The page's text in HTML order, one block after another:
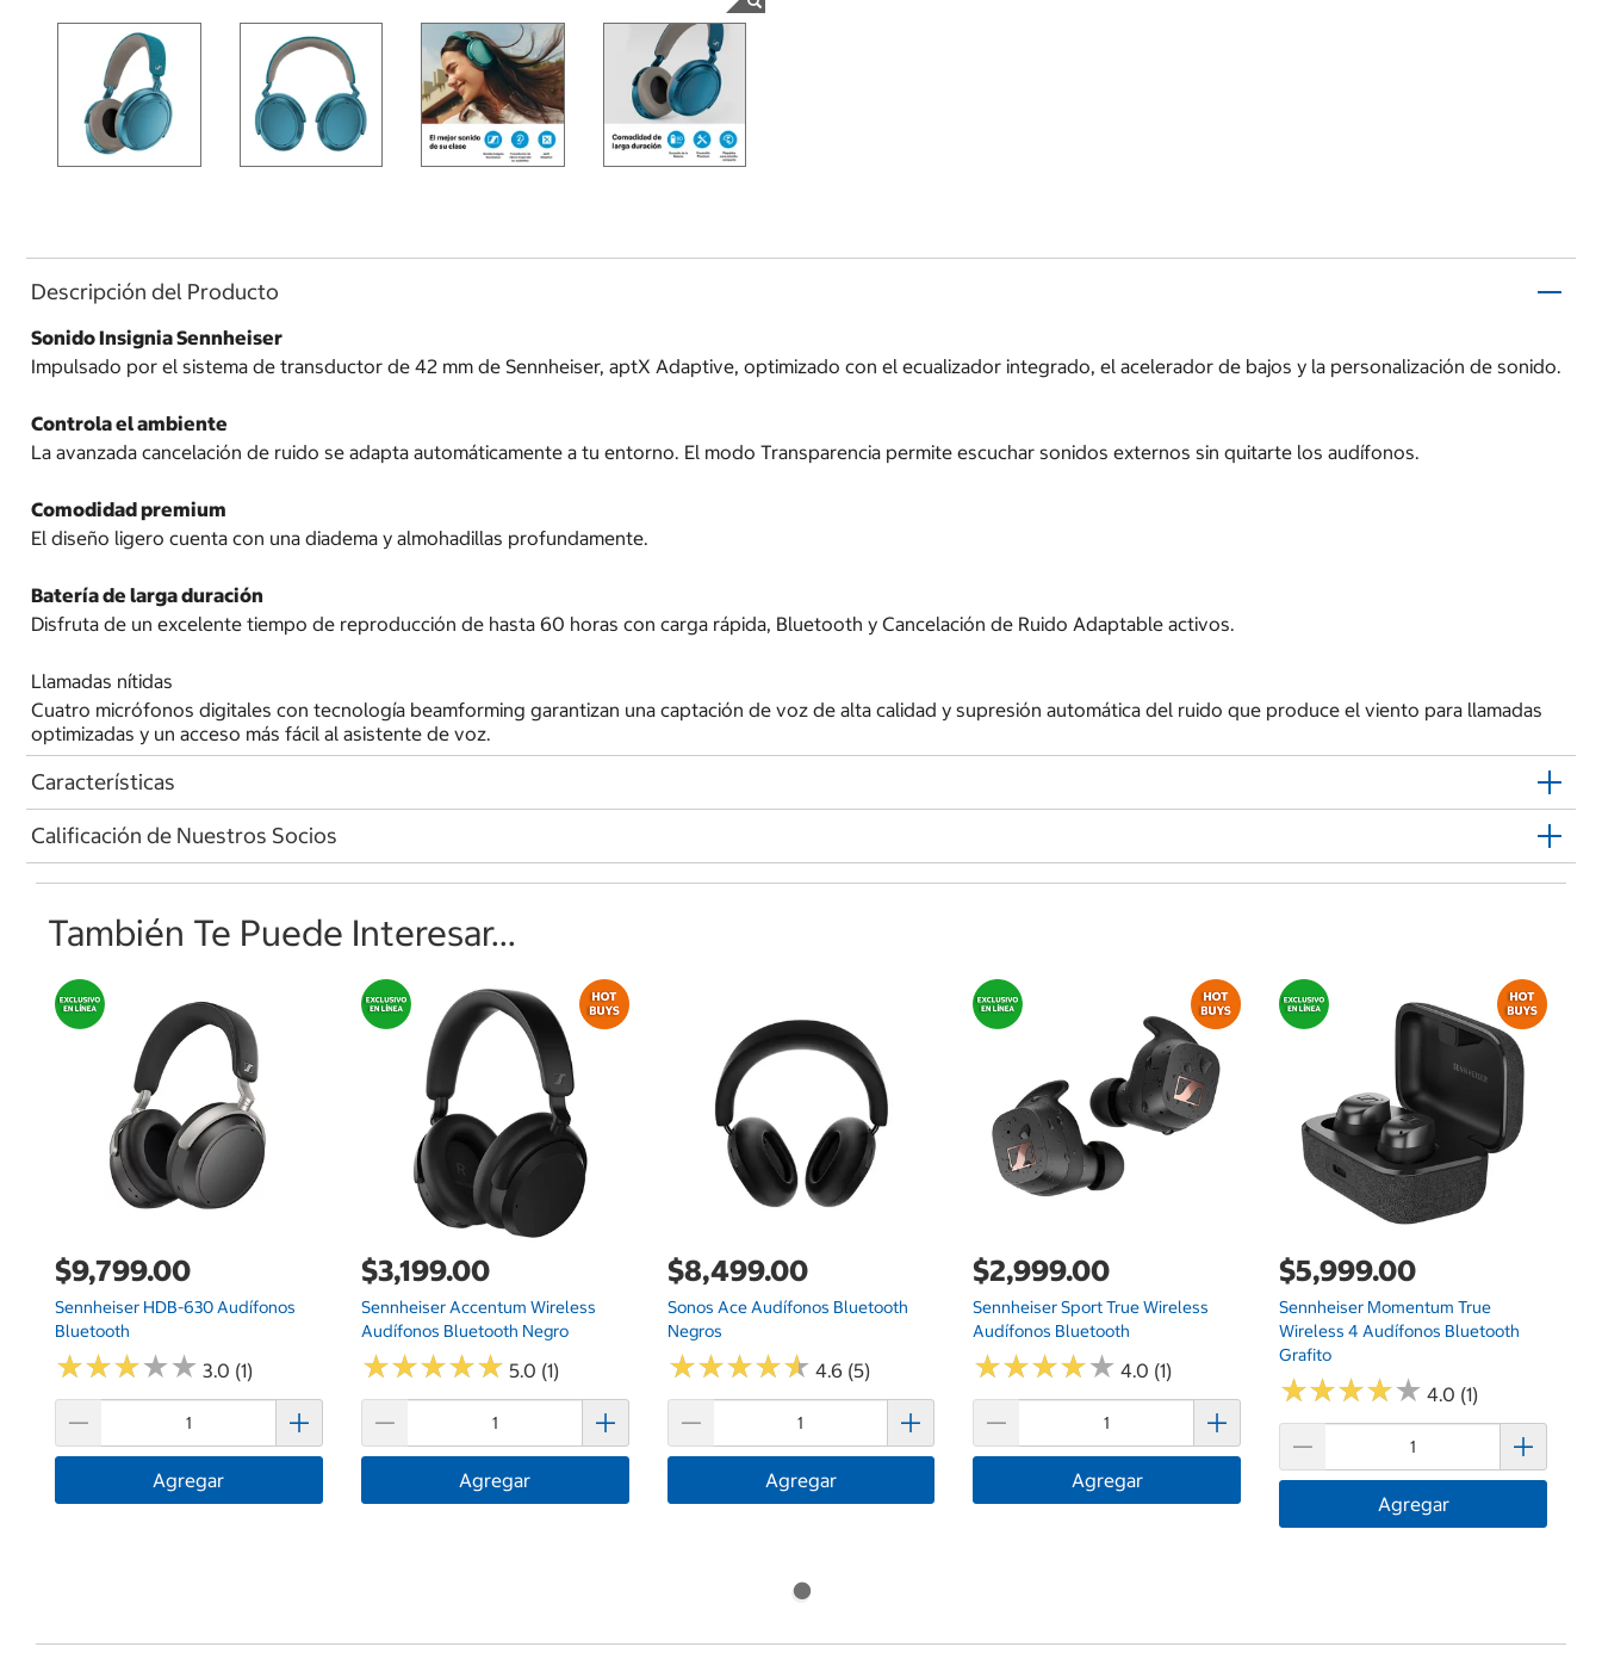
Descripción del Producto
Sonido Insignia Sennheiser
Impulsado por el sistema de transductor de 42 mm de Sennheiser, aptX Adaptive, optimizado con el ecualizador integrado, el acelerador de bajos y la personalización de sonido.
Controla el ambiente
La avanzada cancelación de ruido se adapta automáticamente a tu entorno. El modo Transparencia permite escuchar sonidos externos sin quitarte los audífonos.
Comodidad premium
El diseño ligero cuenta con una diadema y almohadillas profundamente.
Batería de larga duración
Disfruta de un excelente tiempo de reproducción de hasta 60 horas con carga rápida, Bluetooth y Cancelación de Ruido Adaptable activos.
Llamadas nítidas
Cuatro micrófonos digitales con tecnología beamforming garantizan una captación de voz de alta calidad y supresión automática del ruido que produce el viento para llamadas
optimizadas y un acceso más fácil al asistente de voz.
Características
Calificación de Nuestros Socios
También Te Puede Interesar...
$9,799.00
Sennheiser HDB-630 Audífonos
Bluetooth
★★★★★
★★★★★ 3.0 (1)
Agregar
$3,199.00
Sennheiser Accentum Wireless
Audífonos Bluetooth Negro
★★★★★
★★★★★ 5.0 (1)
Agregar
$8,499.00
Sonos Ace Audífonos Bluetooth
Negros
★★★★★
★★★★★ 4.6 (5)
Agregar
$2,999.00
Sennheiser Sport True Wireless
Audífonos Bluetooth
★★★★★
★★★★★ 4.0 (1)
Agregar
$5,999.00
Sennheiser Momentum True
Wireless 4 Audífonos Bluetooth
Grafito
★★★★★
★★★★★ 4.0 (1)
Agregar